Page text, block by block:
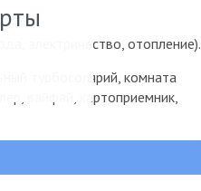
электричество, отопление).
турбосолярий, комната
вайфай, картоприемник,